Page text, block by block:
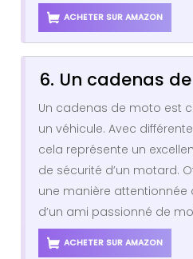
ACHETER SUR AMAZON
6. Un cadenas
Un cadenas de moto est
un véhicule. Avec
cela représente un
de sécurité d’un motard.
une manière attentionnée
d’un ami passionné de
ACHETER SUR AMAZON